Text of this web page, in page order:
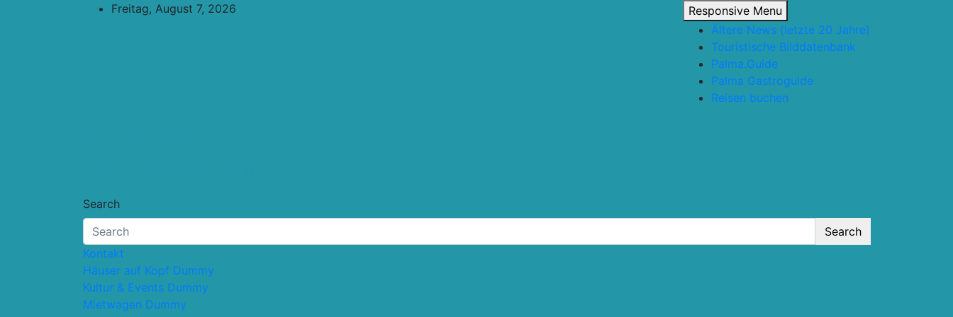
Freitag, August 7, 2026
Responsive Menu
Ältere News (letzte 20 Jahre)
Touristische Bilddatenbank
Palma.Guide
Palma Gastroguide
Reisen buchen
Search
Search
Kontakt
Häuser auf Kopf Dummy
Kultur & Events Dummy
Mietwagen Dummy